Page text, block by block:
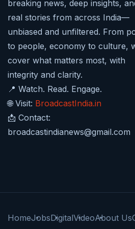
breaking news, deep insights,
real stories from across India—
unbiased and unfiltered. From
to people, economy to culture,
cover what matters most, with
integrity and clarity.
📍 Watch. Read. Engage.
🌐 Visit: BroadcastIndia.in
📩 Contact:
broadcastindianews@gmail.com
HomeJobsDigitalVideoAbout Us